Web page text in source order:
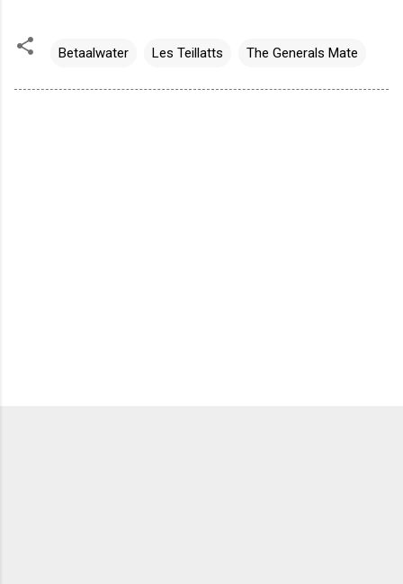
Betaalwater Les Teillatts The Generals Mate